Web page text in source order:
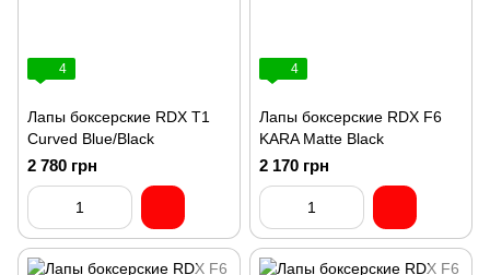
4
Лапы боксерские RDX T1
Curved Blue/Black
2 780 грн
4
Лапы боксерские RDX F6
KARA Matte Black
2 170 грн